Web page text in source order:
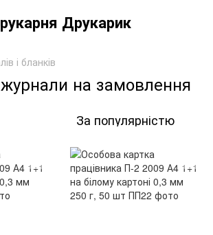
Друкарик
і бланків
на замовлення
За популярністю